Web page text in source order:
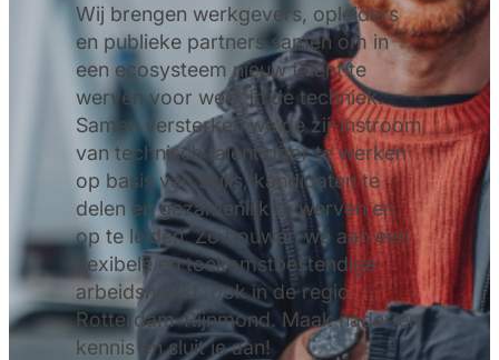
Wij brengen werkgevers, opleiders
en publieke partners samen om in
een ecosysteem nieuw talent te
werven voor werk in de techniek.
Samen versterken we de zij-instroom
van technisch talent door te werken
op basis van skills, kandidaten te
delen en gezamenlijk te werven en
op te leiden. Zo bouwen we aan een
flexibele en toekomstbestendige
arbeidsmarkt, ook in de regio
Rotterdam-Rijnmond. Maak nader en
kennis en sluit je aan!